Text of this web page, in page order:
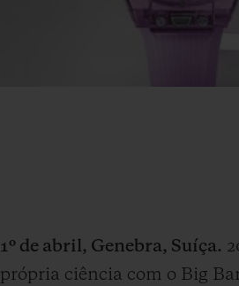
1º de abril, Genebra, Suíça.
própria ciência com o Big